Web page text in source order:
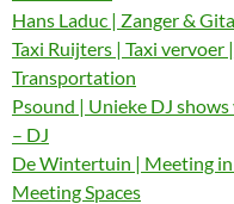
Hans Laduc | Zanger &
Taxi Ruijters | Taxi vervoer
Transportation
Psound | Unieke DJ
– DJ
De Wintertuin | Meeting
Meeting Spaces